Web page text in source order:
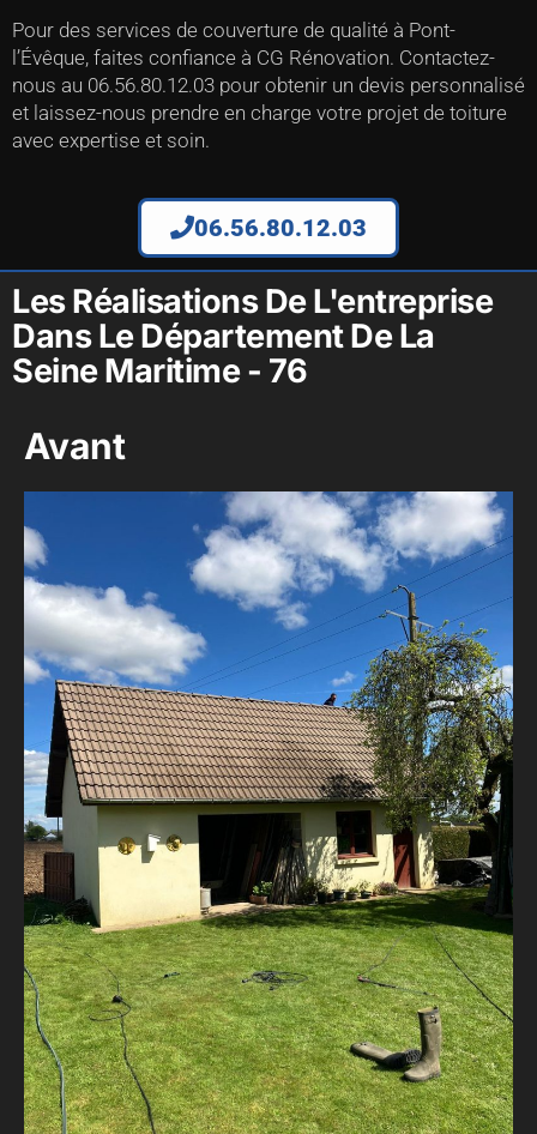
Pour des services de couverture de qualité à Pont-
l’Évêque, faites confiance à CG Rénovation. Contactez-
nous au 06.56.80.12.03 pour obtenir un devis personnalisé
et laissez-nous prendre en charge votre projet de toiture
avec expertise et soin.
06.56.80.12.03
Les Réalisations De L'entreprise
Dans Le Département De La
Seine Maritime - 76
Avant